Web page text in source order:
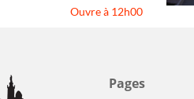
Ouvre à 12h00
Ouvre à 19h00
Pages